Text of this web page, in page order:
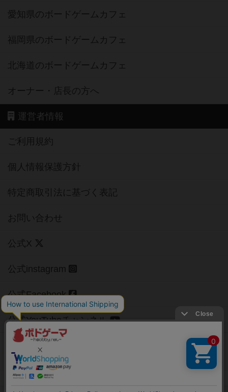
愛知県のボードゲームカフェ
福岡県のボードゲームカフェ
北海道のボードゲームカフェ
オーナー・店長の方へ
運営者情報
ご利用規約
個人情報保護方針
特定商取引法に基づく表記
お問い合わせ
公式X
公式instagram
公式Facebook
公式YouTubeチャンネル